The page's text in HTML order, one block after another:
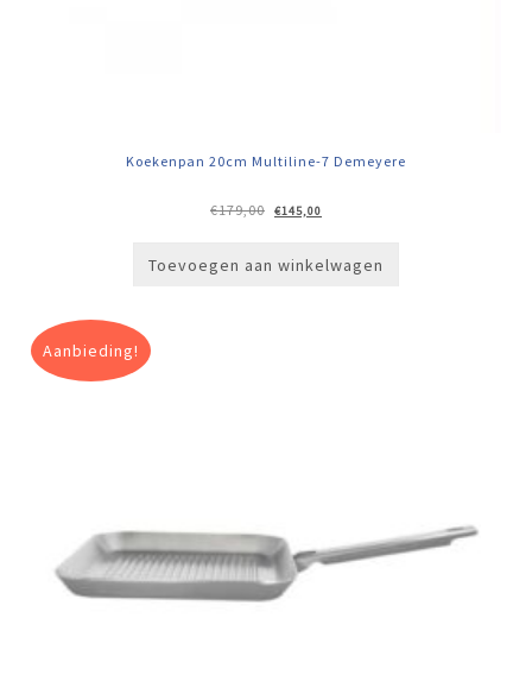
Koekenpan 20cm Multiline-7 Demeyere
€179,00
Oorspronkelijke
prijs
€145,00
prijs
Toevoegen aan winkelwagen
Aanbieding!